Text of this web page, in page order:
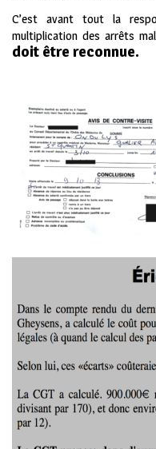
C’est avant tout la
multiplication des arrêts
doit être reconnue.